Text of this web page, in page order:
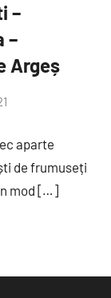
–
–
Argeș
aparte
de frumuseți
mod […]